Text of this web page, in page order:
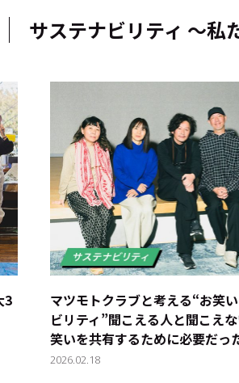
イトご利用にあたって Cookie Settings
サステナビリティ ～私
マツモトクラブと考える“お笑
ビリティ”――聞こえる人と聞こえ
笑いを共有するために必要だ
2026.02.18